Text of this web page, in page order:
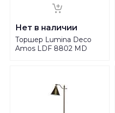
Нет в наличии
Торшер Lumina Deco
Amos LDF 8802 MD